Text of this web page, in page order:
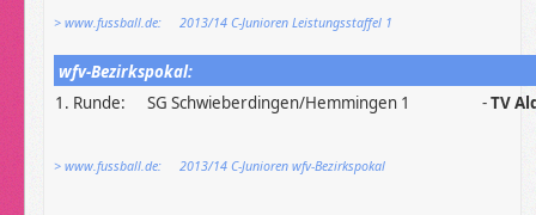
> www.fussball.de: 2013/14 C-Junioren Leistungsstaffel 1
wfv-Bezirkspokal:
1. Runde:
SG Schwieberdingen/Hemmingen 1 -TV
> www.fussball.de: 2013/14 C-Junioren wfv-Bezirkspokal